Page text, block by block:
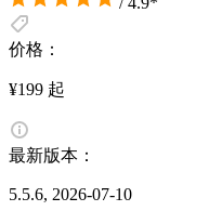
价格：
¥199 起
最新版本：
5.5.6, 2026-07-10